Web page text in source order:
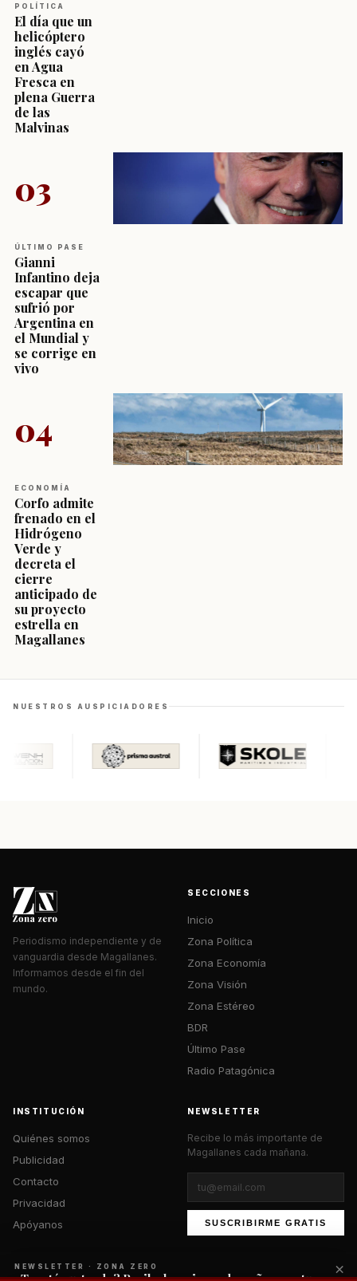
POLÍTICA
El día que un
helicóptero
inglés cayó
en Agua
Fresca en
plena Guerra
de las
Malvinas
03
ÚLTIMO PASE
Gianni
Infantino deja
escapar que
sufrió por
Argentina en
el Mundial y
se corrige en
vivo
04
ECONOMÍA
Corfo admite
frenado en el
Hidrógeno
Verde y
decreta el
cierre
anticipado de
su proyecto
estrella en
Magallanes
NUESTROS AUSPICIADORES
Periodismo independiente y de
vanguardia desde Magallanes.
Informamos desde el fin del
mundo.
SECCIONES
Inicio
Zona Política
Zona Economía
Zona Visión
Zona Estéreo
BDR
Último Pase
Radio Patagónica
INSTITUCIÓN
Quiénes somos
Publicidad
Contacto
Privacidad
Apóyanos
NEWSLETTER
Recibe lo más importante de
Magallanes cada mañana.
SUSCRIBIRME GRATIS
NEWSLETTER · ZONA ZERO ×